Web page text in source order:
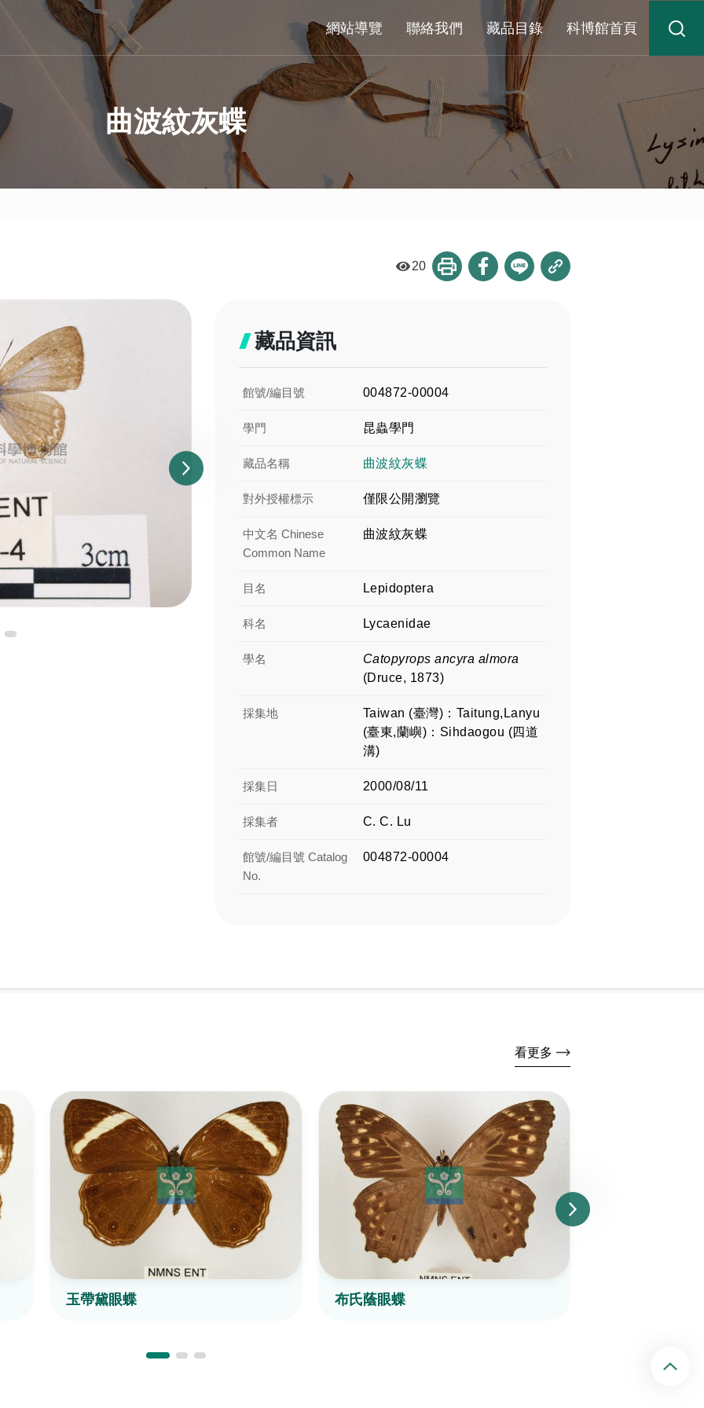
網站導覽 聯絡我們 藏品目錄 科博館首頁
曲波紋灰蝶
20
藏品資訊
館號/編目號 004872-00004
學門 昆蟲學門
藏品名稱 曲波紋灰蝶
對外授權標示 僅限公開瀏覽
中文名 Chinese
Common Name
曲波紋灰蝶
目名 Lepidoptera
科名 Lycaenidae
學名
Catopyrops ancyra almora
(Druce, 1873)
採集地
Taiwan (臺灣)：Taitung,Lanyu
(臺東,蘭嶼)：Sihdaogou (四道
溝)
採集日 2000/08/11
採集者 C. C. Lu
館號/編目號 Catalog
No.
004872-00004
看更多
玉帶黛眼蝶 布氏蔭眼蝶
回頂端